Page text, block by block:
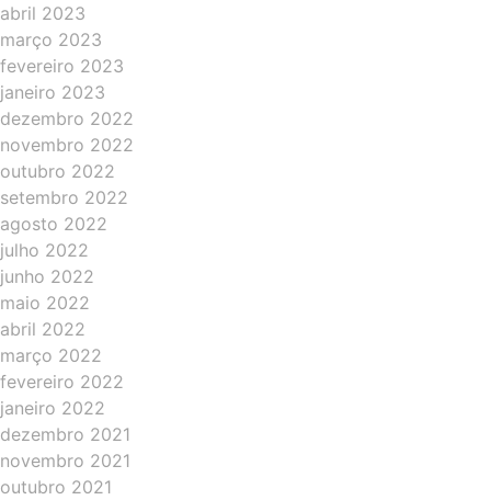
abril 2023
março 2023
fevereiro 2023
janeiro 2023
dezembro 2022
novembro 2022
outubro 2022
setembro 2022
agosto 2022
julho 2022
junho 2022
maio 2022
abril 2022
março 2022
fevereiro 2022
janeiro 2022
dezembro 2021
novembro 2021
outubro 2021